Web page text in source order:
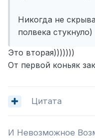
Никогда не
полвека стукнуло)
Это вторая)))))))
От первой коньяк
Цитата
И Невозможное